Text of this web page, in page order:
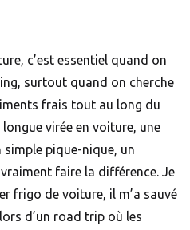
c’est essentiel quand on
surtout quand on cherche
frais tout au long du
virée en voiture, une
pique-nique, un
faire la différence. Je
frigo de voiture, il m’a sauvé
d’un road trip où les